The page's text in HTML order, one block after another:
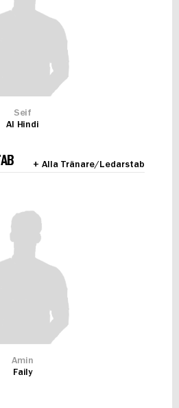
Seif
Al Hindi
+ Alla Tränare/Ledarstab
Amin
Faily